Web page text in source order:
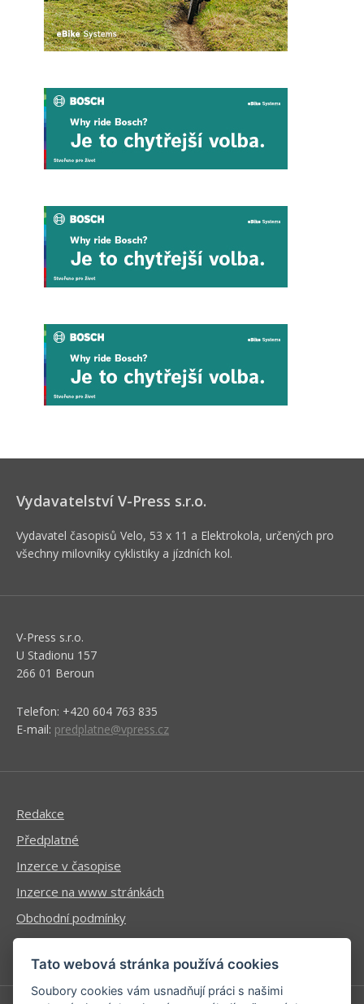
Vydavatelství V-Press s.r.o.
Vydavatel časopisů Velo, 53 x 11 a Elektrokola, určených pro
všechny milovníky cyklistiky a jízdních kol.
V-Press s.r.o.
U Stadionu 157
266 01 Beroun
Telefon: +420 604 763 835
E-mail: predplatne@vpress.cz
Redakce
Předplatné
Inzerce v časopise
Inzerce na www stránkách
Obchodní podmínky
Ochrana osobních údajů
Tato webová stránka používá cookies
Soubory cookies vám usnadňují práci s našimi